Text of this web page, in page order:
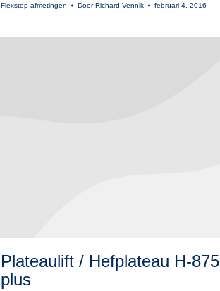
Flexstep afmetingen DoorRichard Vennik februari 4, 2016
Plateaulift / Hefplateau H-875
plus